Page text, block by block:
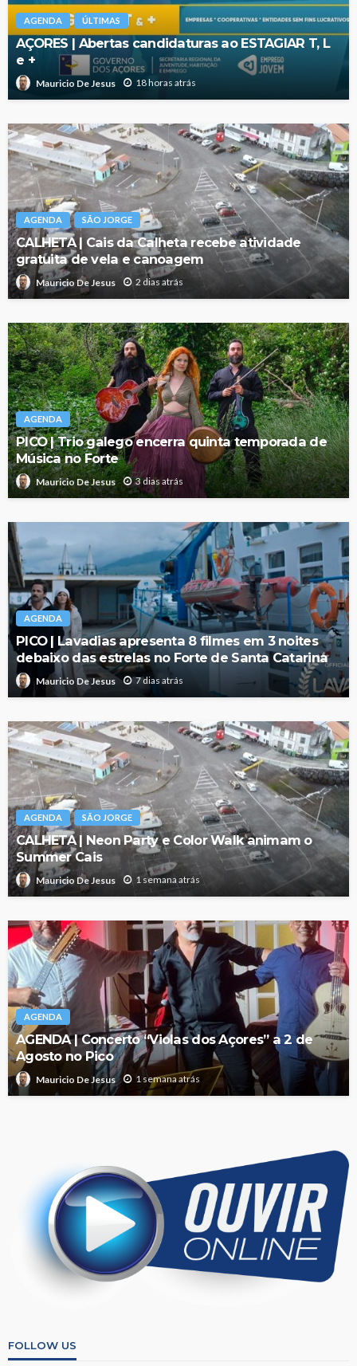
AGENDA ÚLTIMAS
AÇORES | Abertas candidaturas ao ESTAGIAR T, L
e +
Mauricio De Jesus 18 horas atrás
AGENDA SÃO JORGE
CALHETA | Cais da Calheta recebe atividade
gratuita de vela e canoagem
Mauricio De Jesus 2 dias atrás
AGENDA
PICO | Trio galego encerra quinta temporada de
Música no Forte
Mauricio De Jesus 3 dias atrás
AGENDA
PICO | Lavadias apresenta 8 filmes em 3 noites
debaixo das estrelas no Forte de Santa Catarina
Mauricio De Jesus 7 dias atrás
AGENDA SÃO JORGE
CALHETA | Neon Party e Color Walk animam o
Summer Cais
Mauricio De Jesus 1 semana atrás
AGENDA
AGENDA | Concerto “Violas dos Açores” a 2 de
Agosto no Pico
Mauricio De Jesus 1 semana atrás
FOLLOW US